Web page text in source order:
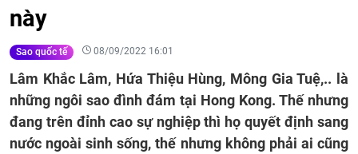
này
Sao quốc tế 08/09/2022 16:01
Lâm Khắc Lâm, Hứa Thiệu Hùng, Mông Gia Tuệ,.. là
những ngôi sao đình đám tại Hong Kong. Thế nhưng
đang trên đỉnh cao sự nghiệp thì họ quyết định sang
nước ngoài sinh sống, thế nhưng không phải ai cũng